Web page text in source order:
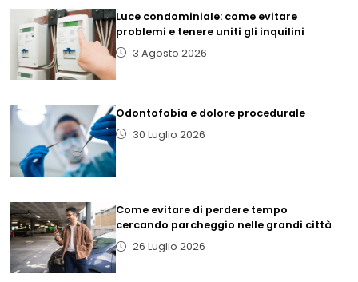
Luce condominiale: come evitare
problemi e tenere uniti gli inquilini
3 Agosto 2026
Odontofobia e dolore procedurale
30 Luglio 2026
Come evitare di perdere tempo
cercando parcheggio nelle grandi città
26 Luglio 2026